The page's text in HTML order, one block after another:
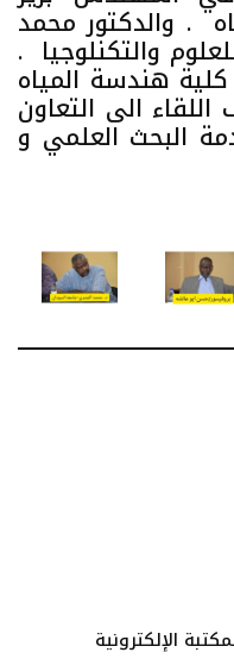
. والدكتور محمد
والتكنلوجيا .
هندسة المياه
الى التعاون
البحث العلمي و
الإلكترونية